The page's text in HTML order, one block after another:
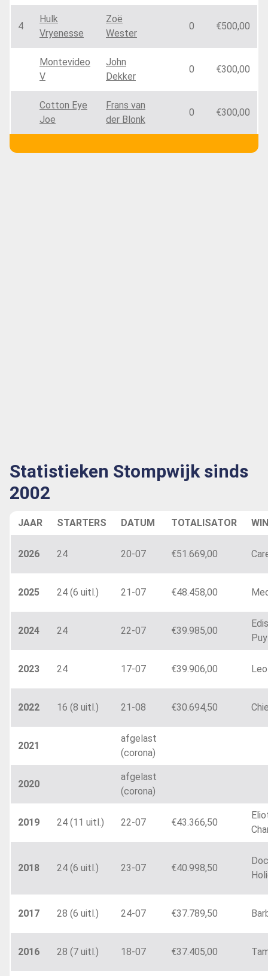
4
Hulk
Vryenesse
Zoë
Wester
0 €500,00
Montevideo
V
John
Dekker
0 €300,00
Cotton Eye
Joe
Frans van
der Blonk
0 €300,00
Statistieken Stompwijk sinds
2002
JAAR STARTERS DATUM TOTALISATOR
2026 24 20-07 €51.669,00
2025 24 (6 uitl.) 21-07 €48.458,00
2024 24 22-07 €39.985,00
Puy
2023 24 17-07 €39.906,00
2022 16 (8 uitl.) 21-08 €30.694,50
2021
afgelast
(corona)
2020
afgelast
(corona)
2019 24 (11 uitl.) 22-07 €43.366,50
2018 24 (6 uitl.) 23-07 €40.998,50
Doc
2017 28 (6 uitl.) 24-07 €37.789,50
2016 28 (7 uitl.) 18-07 €37.405,00